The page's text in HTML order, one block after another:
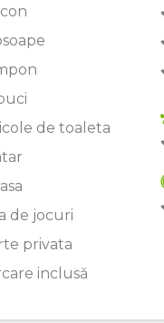
de toaleta
de jocuri
privata
inclusă